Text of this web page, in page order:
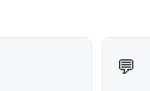
💬